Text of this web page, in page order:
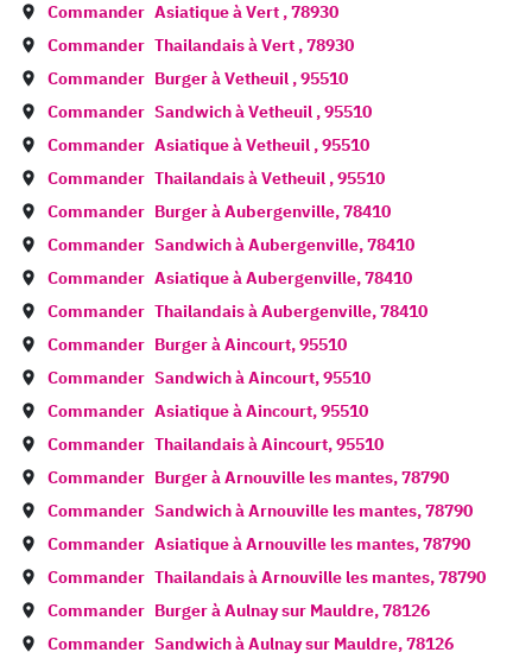
Commander Asiatique àVert ,78930
Commander Thailandais àVert ,78930
Commander Burger àVetheuil ,95510
Commander Sandwich àVetheuil ,95510
Commander Asiatique àVetheuil ,95510
Commander Thailandais àVetheuil ,95510
Commander Burger àAubergenville,78410
Commander Sandwich àAubergenville,78410
Commander Asiatique àAubergenville,78410
Commander Thailandais àAubergenville,78410
Commander Burger àAincourt,95510
Commander Sandwich àAincourt,95510
Commander Asiatique àAincourt,95510
Commander Thailandais àAincourt,95510
Commander Burger àArnouville les mantes,78790
Commander Sandwich àArnouville les mantes,78790
Commander Asiatique àArnouville les mantes,78790
Commander Thailandais àArnouville les mantes,78790
Commander Burger àAulnay sur Mauldre,78126
Commander Sandwich àAulnay sur Mauldre,78126